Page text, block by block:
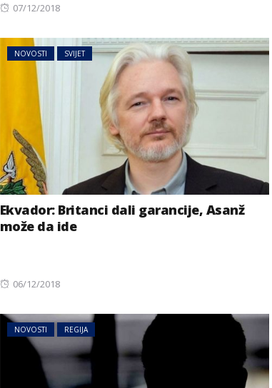
Posted
07/12/2018
NOVOSTI SVIJET
Ekvador: Britanci dali garancije, Asanž
može da ide
Posted
06/12/2018
NOVOSTI REGIJA